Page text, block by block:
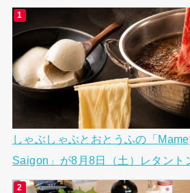
しゃぶしゃぶとおとうふの「
Saigon」が8月8日（土）レタント